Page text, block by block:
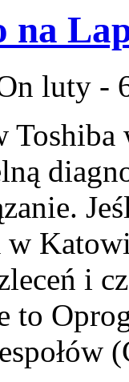
na
luty -
i
to